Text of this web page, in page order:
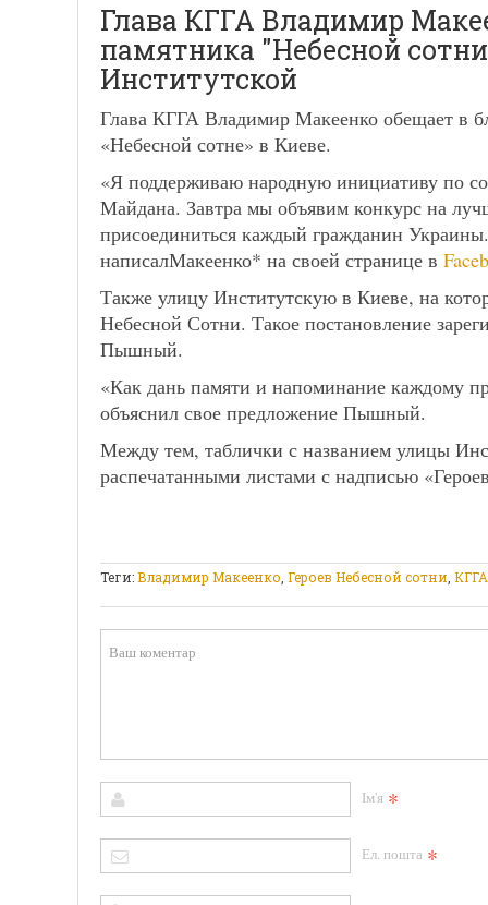
Глава КГГА Владимир
памятника "Небесной
Институтской
Глава КГГА Владимир Макеенко обещает в
«Небесной сотне» в Киеве.
«Я поддерживаю народную инициативу по
Майдана. Завтра мы объявим конкурс на
присоединиться каждый гражданин
написалМакеенко* на своей странице в
Также улицу Институтскую в Киеве, на
Небесной Сотни. Такое постановление
Пышный.
«Как дань памяти и напоминание каждому
объяснил свое предложение Пышный.
Между тем, таблички с названием улицы
распечатанными листами с надписью
Теги:Владимир Макеенко Героев Небесной сотни КГГА
Ім'я *
Ел. пошта *